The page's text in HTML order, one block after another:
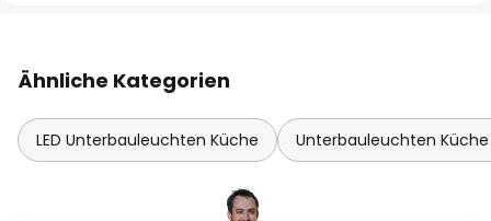
Ähnliche Kategorien
LED Unterbauleuchten Küche Unterbauleuchten